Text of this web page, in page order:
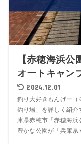
【赤穂海浜公
オートキャン
2024.12.01
釣り大好きもんげー（
釣り場」を詳しく紹介
庫県赤穂市「赤穂海
豊かな公園が「兵庫県